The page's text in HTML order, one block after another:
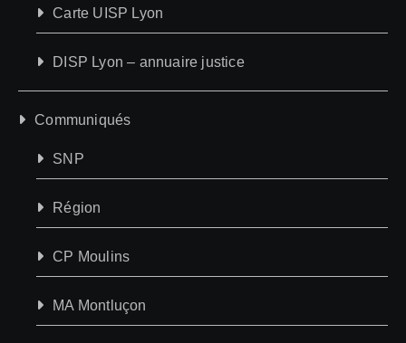
Carte UISP Lyon
DISP Lyon – annuaire justice
Communiqués
SNP
Région
CP Moulins
MA Montluçon